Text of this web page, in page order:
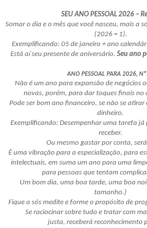
SEU ANO PESSOAL 2026 –
Somar o dia e o mês que você nasceu, mais a
(2026 = 1).
Exemplificando: 05 de janeiro + ano
Está aí seu presente de aniversário. Seu ano
ANO PESSOAL PARA 2026,
Não é um ano para expansão de negócios
novas, porém, para dar toques finais no
Pode ser bom ano financeiro, se não se atirar
dinheiro.
Exemplificando: Desempenhar uma tarefa
receber.
Ou mesmo gastar por conta,
É uma vibração para a especialização, para
intelectuais, em suma um ano para uma
para pessoas que tentam
Um bom dia, uma boa tarde, uma boa
tamanho.)
Fique a sós medite e forme o propósito de
Se raciocinar sobre tudo e tratar com
justa, receberá reconhecimento